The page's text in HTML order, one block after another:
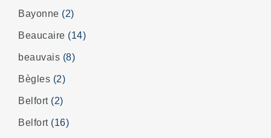
Bayonne (2)
Beaucaire (14)
beauvais (8)
Bègles (2)
Belfort (2)
Belfort (16)